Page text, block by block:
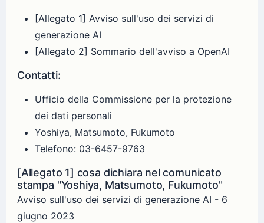
[Allegato 1] Avviso sull'uso dei servizi di
generazione AI
[Allegato 2] Sommario dell'avviso a OpenAI
Contatti:
Ufficio della Commissione per la protezione
dei dati personali
Yoshiya, Matsumoto, Fukumoto
Telefono: 03-6457-9763
[Allegato 1] cosa dichiara nel comunicato
stampa "Yoshiya, Matsumoto, Fukumoto"
Avviso sull'uso dei servizi di generazione AI - 6
giugno 2023